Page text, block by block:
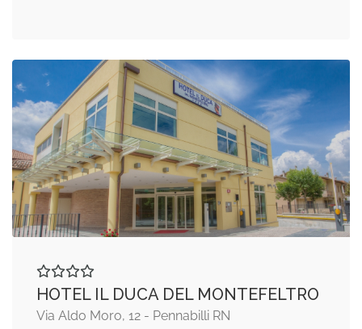
HOTEL IL DUCA DEL MONTEFELTRO
Via Aldo Moro, 12 - Pennabilli RN